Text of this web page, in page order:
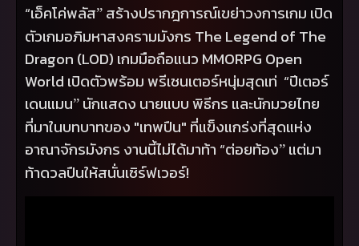
“เอ็คโค่พลัส” สร้างปรากฎการณ์เขย่าวงการเกม เปิด
ตัวเกมอภิมหาสงครามมังกร The Legend of The
Dragon (LOD) เกมมือถือแนว MMORPG Open
World เปิดตัวพร้อม พรีเซนเตอร์หนุ่มสุดเท่ “ปีเตอร์
เดนแมน” นักแสดง นายแบบ พิธีกร และนักมวยไทย
ที่มาในบทบาทของ "เทพปืน" ที่แข็งแกร่งที่สุดแห่ง
อาณาจักรมังกร งานนี้ไม่ได้มาท้า “ต่อยท้อง” แต่มา
ท้าดวลปืนให้สนั่นเซิร์ฟเวอร์!